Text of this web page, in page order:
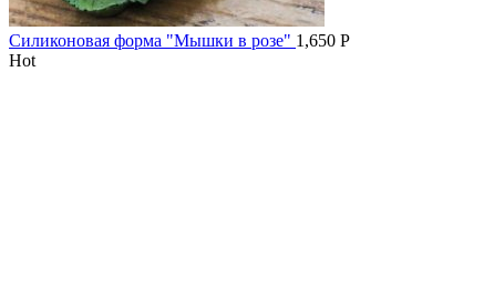
Силиконовая форма "Мышки в розе" 1,650 Р
Hot